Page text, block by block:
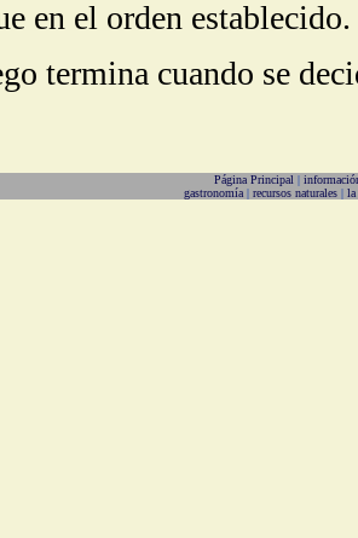
en el orden establecido.
cuando se
Página Principal |
gastronomía | recursos naturales| la